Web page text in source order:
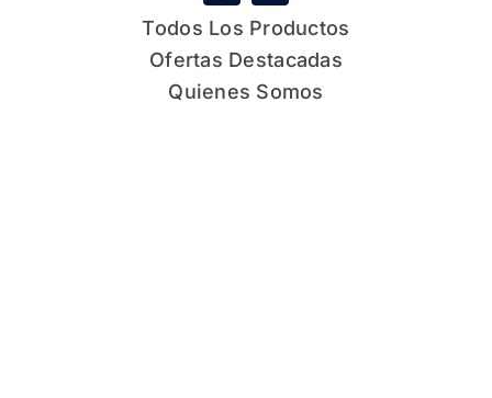
Todos Los Productos
Ofertas Destacadas
Quienes Somos